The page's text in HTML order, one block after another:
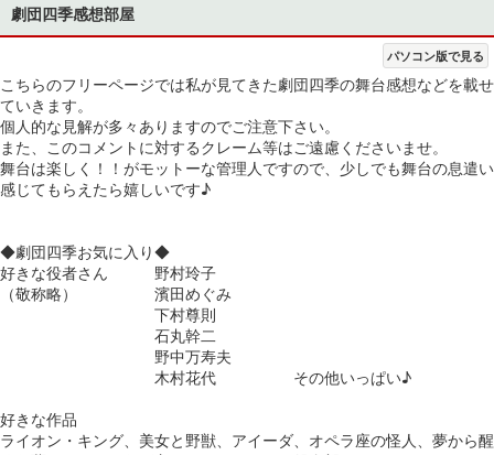
劇団四季感想部屋
パソコン版で見る
こちらのフリーページでは私が見てきた劇団四季の舞台感想などを載せ
ていきます。
個人的な見解が多々ありますのでご注意下さい。
また、このコメントに対するクレーム等はご遠慮くださいませ。
舞台は楽しく！！がモットーな管理人ですので、少しでも舞台の息遣い
感じてもらえたら嬉しいです♪
◆劇団四季お気に入り◆
好きな役者さん 野村玲子
（敬称略） 濱田めぐみ
下村尊則
石丸幹二
野中万寿夫
木村花代 その他いっぱい♪
好きな作品
ライオン・キング、美女と野獣、アイーダ、オペラ座の怪人、夢から醒